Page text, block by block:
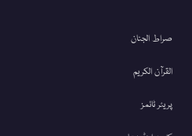
صراط الجنان
القرآن الکریم
پریئر ٹائمز